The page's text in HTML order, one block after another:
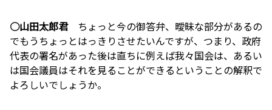
○山田太郎君ちょっと今の御答弁、曖昧な部分があるの
でもうちょっとはっきりさせたいんですが、つまり、政府
代表の署名があった後は直ちに例えば我々国会は、あるい
は国会議員はそれを見ることができるということの解釈で
よろしいでしょうか。